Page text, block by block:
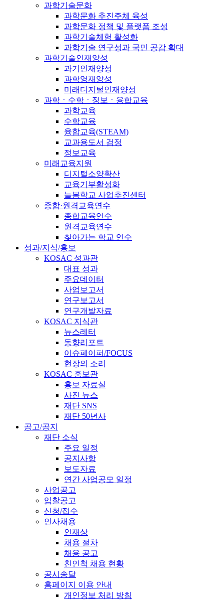
과학기술문화
과학문화 추진주체 육성
과학문화 정책 및 플랫폼 조성
과학기술체험 활성화
과학기술 연구성과 국민 공감 확대
과학기술인재양성
과기인재양성
과학영재양성
미래디지털인재양성
과학ㆍ수학ㆍ정보ㆍ융합교육
과학교육
수학교육
융합교육(STEAM)
교과용도서 검정
정보교육
미래교육지원
디지털소양확산
교육기부활성화
늘봄학교 사업추진센터
종합·원격교육연수
종합교육연수
원격교육연수
찾아가는 학교 연수
성과/지식/홍보
KOSAC 성과관
대표 성과
주요데이터
사업보고서
연구보고서
연구개발자료
KOSAC 지식관
뉴스레터
동향리포트
이슈페이퍼/FOCUS
현장의 소리
KOSAC 홍보관
홍보 자료실
사진 뉴스
재단 SNS
재단 50년사
공고/공지
재단 소식
주요 일정
공지사항
보도자료
연간 사업공모 일정
사업공고
입찰공고
신청/접수
인사채용
인재상
채용 절차
채용 공고
친인척 채용 현황
공시송달
홈페이지 이용 안내
개인정보 처리 방침